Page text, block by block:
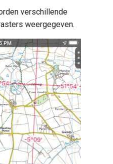
verschillende
weergegeven.